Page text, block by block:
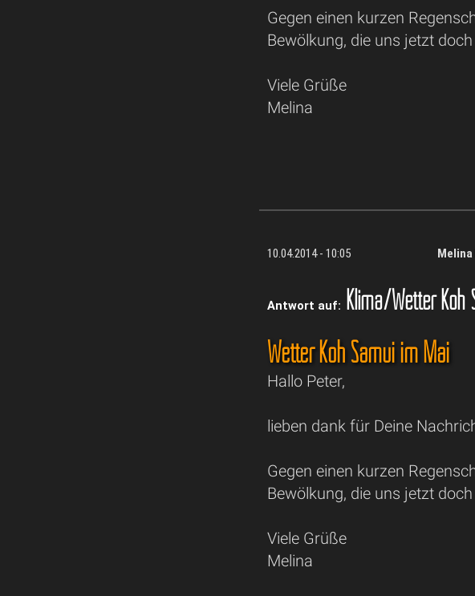
Gegen einen kurzen
Bewölkung, die uns jetzt
Viele Grüße
Melina
10.04.2014 - 10:05 Melina
Antwort auf: Klima/Wetter
Wetter Koh Samui im Mai
Hallo Peter,
lieben dank für Deine
Gegen einen kurzen
Bewölkung, die uns jetzt
Viele Grüße
Melina